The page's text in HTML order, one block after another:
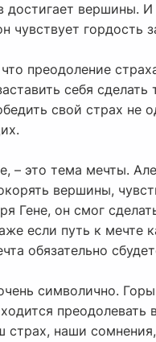
достигает вершины.
чувствует гордость
преодоление
себя
свой страх не
– это тема мечты.
вершины,
Гене, он смог
если путь к мечте
обязательно
символично.
страх, наши